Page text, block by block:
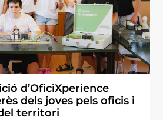
d’OficiXperience
dels joves pels oficis i
territori